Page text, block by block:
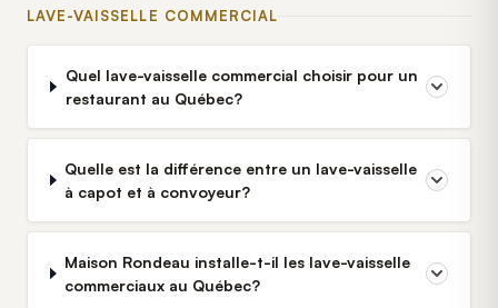
LAVE-VAISSELLE COMMERCIAL
Quel lave-vaisselle commercial choisir pour un
restaurant au Québec?
Quelle est la différence entre un lave-vaisselle
à capot et à convoyeur?
Maison Rondeau installe-t-il les lave-vaisselle
commerciaux au Québec?